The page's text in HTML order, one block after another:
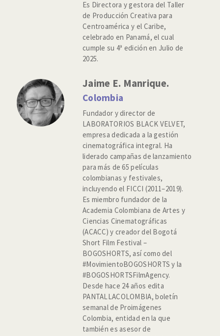
Es Directora y gestora del Taller
de Producción Creativa para
Centroamérica y el Caribe,
celebrado en Panamá, el cual
cumple su 4ª edición en Julio de
2025.
Jaime E. Manrique.
Colombia
Fundador y director de
LABORATORIOS BLACK VELVET,
empresa dedicada a la gestión
cinematográfica integral. Ha
liderado campañas de lanzamiento
para más de 65 películas
colombianas y festivales,
incluyendo el FICCI (2011–2019).
Es miembro fundador de la
Academia Colombiana de Artes y
Ciencias Cinematográficas
(ACACC) y creador del Bogotá
Short Film Festival –
BOGOSHORTS, así como del
#MovimientoBOGOSHORTS y la
#BOGOSHORTSFilmAgency.
Desde hace 24 años edita
PANTALLACOLOMBIA, boletín
semanal de Proimágenes
Colombia, entidad en la que
también es asesor de